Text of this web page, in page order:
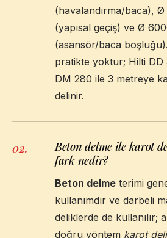
(havalandırma/baca),
(yapısal geçiş) ve Ø
(asansör/baca boşluğu).
pratikte yoktur; Hilti
DM 280 ile 3 metreye
delinir.
02.
Beton delme ile karot
fark nedir?
Beton delme terimi
kullanımdır ve darbeli
deliklerde de kullanılır;
doğru yöntem karot